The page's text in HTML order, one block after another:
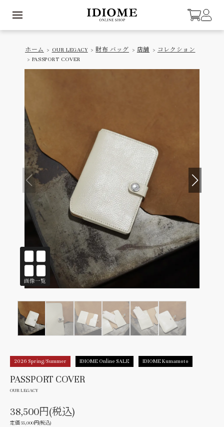
ホーム > OUR LEGACY > 財布 バッグ > 店舗 > コレクション
> PASSPORT COVER
2026 Spring/Summer IDIOME Online SALE IDIOME Kumamoto
PASSPORT COVER
OUR LEGACY
38,500円(税込)
定価 55,000円(税込)